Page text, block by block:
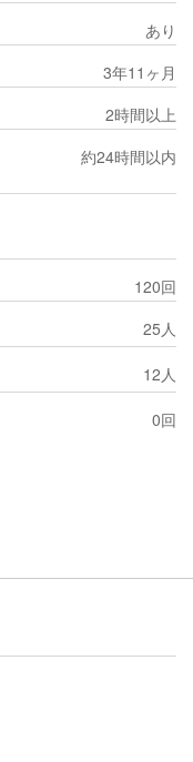
あり
3年11ヶ月
2時間以上
約24時間以内
120回
25人
12人
0回